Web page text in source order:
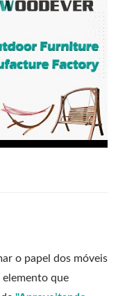
ao processo de
o papel dos móveis
elemento que